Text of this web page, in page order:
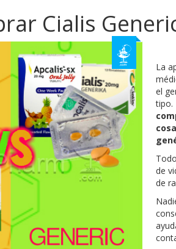
Cialis
La
el
tipo.
de
de